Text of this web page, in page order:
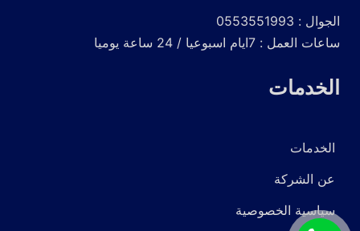
الجوال : 0553551993
ساعات العمل : 7ايام اسبوعيا / 24 ساعة يوميا
الخدمات
الخدمات
عن الشركة
سياسية الخصوصية